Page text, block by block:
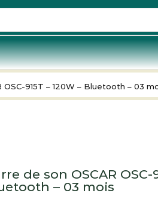
OSC-915T – 120W – Bluetooth – 03
de son OSCAR OSC-
– 03 mois